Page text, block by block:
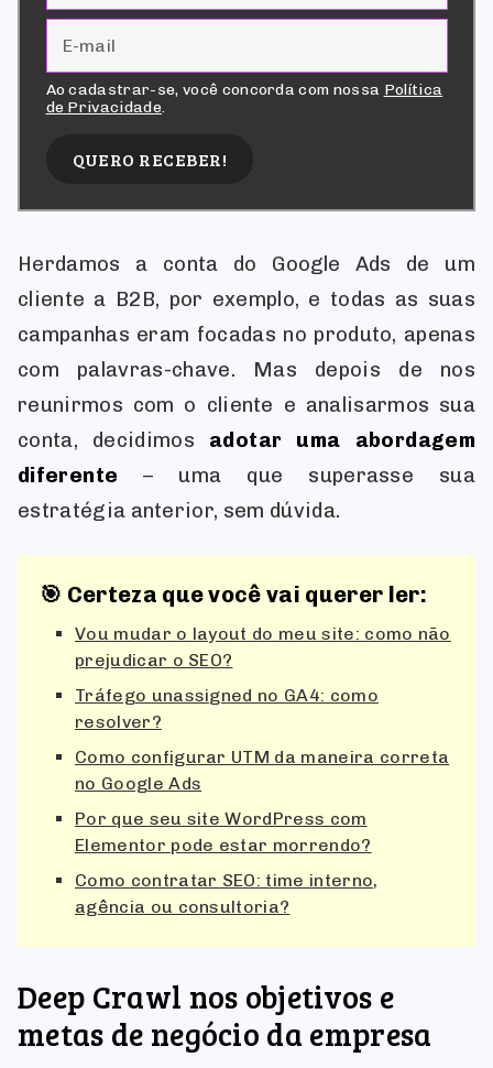
Ao cadastrar-se, você concorda com nossa Política
de Privacidade.
QUERO RECEBER!
Herdamos a conta do Google Ads de um
cliente a B2B, por exemplo, e todas as suas
campanhas eram focadas no produto, apenas
com palavras-chave. Mas depois de nos
reunirmos com o cliente e analisarmos sua
conta, decidimos adotar uma abordagem
diferente – uma que superasse sua
estratégia anterior, sem dúvida.
🎯 Certeza que você vai querer ler:
Vou mudar o layout do meu site: como não
prejudicar o SEO?
Tráfego unassigned no GA4: como
resolver?
Como configurar UTM da maneira correta
no Google Ads
Por que seu site WordPress com
Elementor pode estar morrendo?
Como contratar SEO: time interno,
agência ou consultoria?
Deep Crawl nos objetivos e
metas de negócio da empresa